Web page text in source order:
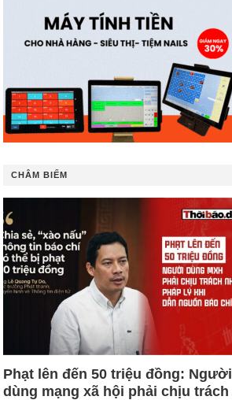
CHÂM BIẾM
Phạt lên đến 50 triệu đồng: Người
dùng mạng xã hội phải chịu trách